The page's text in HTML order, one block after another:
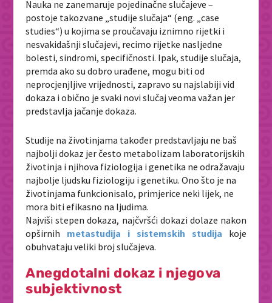
Nauka ne zanemaruje pojedinačne slučajeve –
postoje takozvane „studije slučaja“ (eng. „case
studies“) u kojima se proučavaju iznimno rijetki i
nesvakidašnji slučajevi, recimo rijetke nasljedne
bolesti, sindromi, specifičnosti. Ipak, studije slučaja,
premda ako su dobro urađene, mogu biti od
neprocjenjljive vrijednosti, zapravo su najslabiji vid
dokaza i obično je svaki novi slučaj veoma važan jer
predstavlja jačanje dokaza.
Studije na životinjama također predstavljaju ne baš
najbolji dokaz jer često metabolizam laboratorijskih
životinja i njihova fiziologija i genetika ne odražavaju
najbolje ljudsku fiziologiju i genetiku. Ono što je na
životinjama funkcionisalo, primjerice neki lijek, ne
mora biti efikasno na ljudima.
Najviši stepen dokaza, najčvršći dokazi dolaze nakon
opširnih metastudija i sistemskih studija
koje
obuhvataju veliki broj slučajeva.
Anegdotalni dokaz i njegova
subjektivnost